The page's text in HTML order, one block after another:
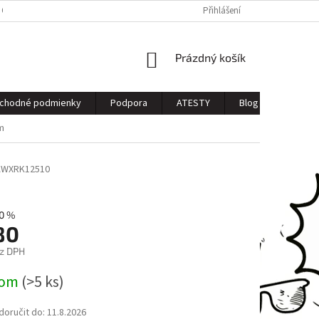
ÚDAJOV Přihlášení
NÁKUPNÍ
Prázdný košík
podmienky Podpora ATESTY Blog
%
DPH
(>5 ks)
do: 11.8.2026